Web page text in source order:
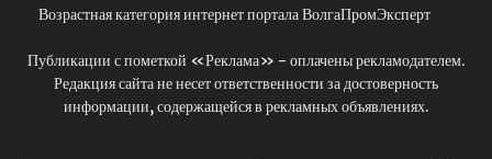
Возрастная категория интернет портала ВолгаПромЭксперт
Публикации с пометкой «Реклама» - оплачены рекламодателем.
Редакция сайта не несет ответственности за достоверность
информации, содержащейся в рекламных объявлениях.